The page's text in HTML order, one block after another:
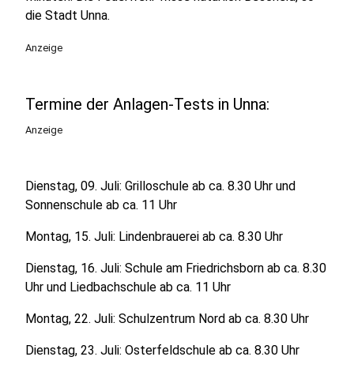
die Stadt Unna.
Anzeige
Termine der Anlagen-Tests in Unna:
Anzeige
Dienstag, 09. Juli: Grilloschule ab ca. 8.30 Uhr und
Sonnenschule ab ca. 11 Uhr
Montag, 15. Juli: Lindenbrauerei ab ca. 8.30 Uhr
Dienstag, 16. Juli: Schule am Friedrichsborn ab ca. 8.30
Uhr und Liedbachschule ab ca. 11 Uhr
Montag, 22. Juli: Schulzentrum Nord ab ca. 8.30 Uhr
Dienstag, 23. Juli: Osterfeldschule ab ca. 8.30 Uhr